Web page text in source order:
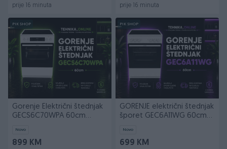
prije 16 minuta prije 16 minuta
PIK SHOP
Gorenje Električni štednjak
GECS6C70WPA 60cm
Novo
899 KM
PIK SHOP
GORENJE električni štednjak
šporet GEC6A11WG 60cm
Novo
699 KM